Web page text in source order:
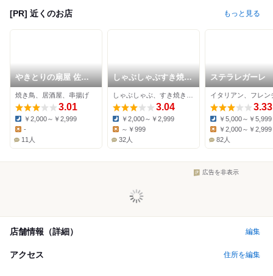
[PR] 近くのお店 もっと見る
やきとりの扇屋 佐野
大町店
焼き鳥、居酒屋、串揚げ
3.01
Dinner:
￥2,000～￥2,999
Lunch:
-
11人
しゃぶしゃぶすき焼ど
ん亭 佐野店
3.04
Dinner:
￥2,000～￥2,999
Lunch:
～￥999
32人
ステラレガーレ
3.33
Dinner:
￥5,000～￥5,999
Lunch:
￥2,000～￥2,999
82人
広告を非表示
店舗情報（詳細） 編集
アクセス 住所を編集